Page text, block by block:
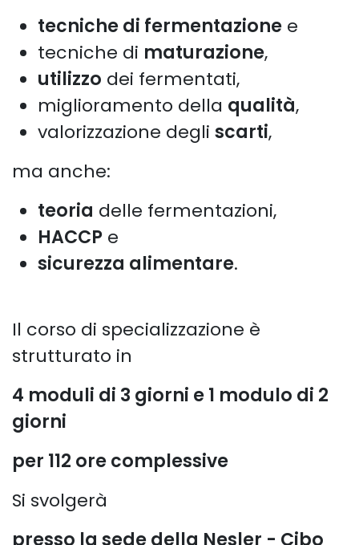
tecniche di fermentazione e
tecniche di maturazione,
utilizzo dei fermentati,
miglioramento della qualità,
valorizzazione degli scarti,
ma anche:
teoria delle fermentazioni,
HACCP e
sicurezza alimentare.
Il corso di specializzazione è
strutturato in
4 moduli di 3 giorni e 1 modulo di 2
giorni
per 112 ore complessive
Si svolgerà
presso la sede della Nesler - Cibo